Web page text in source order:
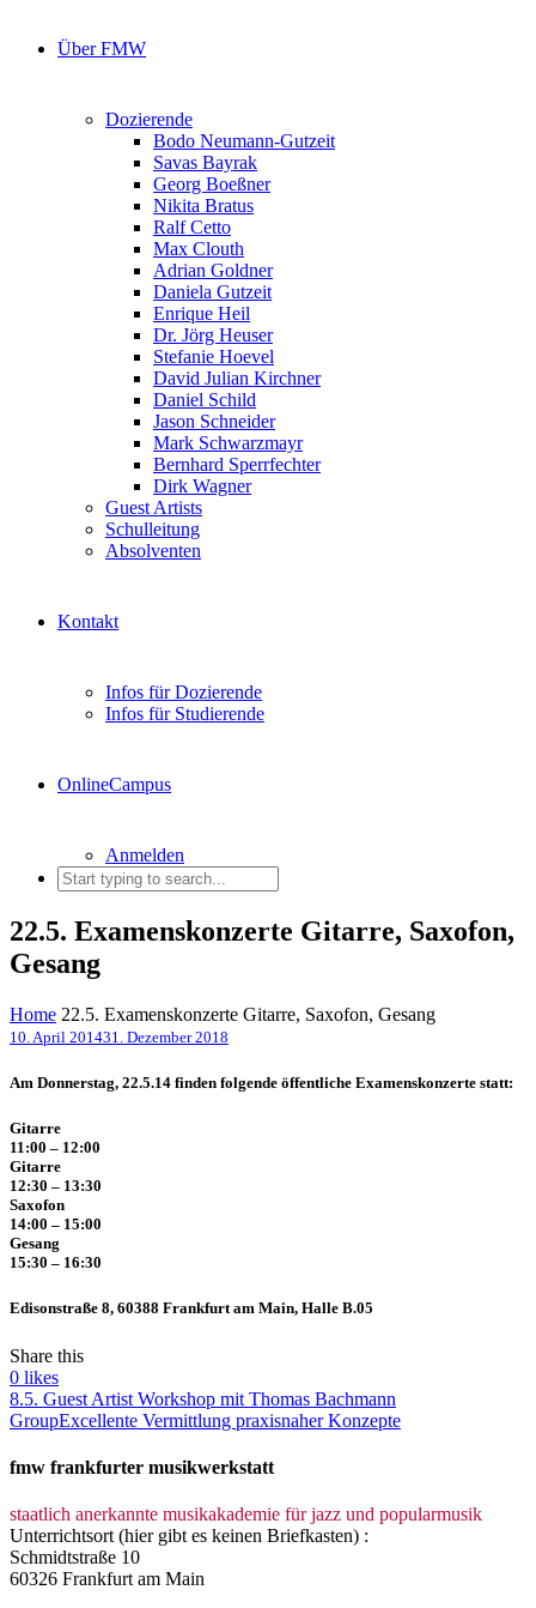
Über FMW
Dozierende
Bodo Neumann-Gutzeit
Savas Bayrak
Georg Boeßner
Nikita Bratus
Ralf Cetto
Max Clouth
Adrian Goldner
Daniela Gutzeit
Enrique Heil
Dr. Jörg Heuser
Stefanie Hoevel
David Julian Kirchner
Daniel Schild
Jason Schneider
Mark Schwarzmayr
Bernhard Sperrfechter
Dirk Wagner
Guest Artists
Schulleitung
Absolventen
Kontakt
Infos für Dozierende
Infos für Studierende
OnlineCampus
Anmelden
22.5. Examenskonzerte Gitarre, Saxofon,
Gesang
Home 22.5. Examenskonzerte Gitarre, Saxofon, Gesang
10. April 201431. Dezember 2018
Am Donnerstag, 22.5.14 finden folgende öffentliche Examenskonzerte statt:
Gitarre
11:00 – 12:00
Gitarre
12:30 – 13:30
Saxofon
14:00 – 15:00
Gesang
15:30 – 16:30
Edisonstraße 8, 60388 Frankfurt am Main, Halle B.05
Share this
0 likes
8.5. Guest Artist Workshop mit Thomas Bachmann
GroupExcellente Vermittlung praxisnaher Konzepte
fmw frankfurter musikwerkstatt
staatlich anerkannte musikakademie für jazz und popularmusik
Unterrichtsort (hier gibt es keinen Briefkasten) :
Schmidtstraße 10
60326 Frankfurt am Main